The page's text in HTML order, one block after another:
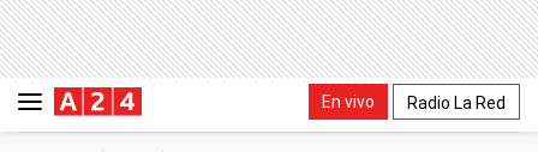
En vivo Radio La Red